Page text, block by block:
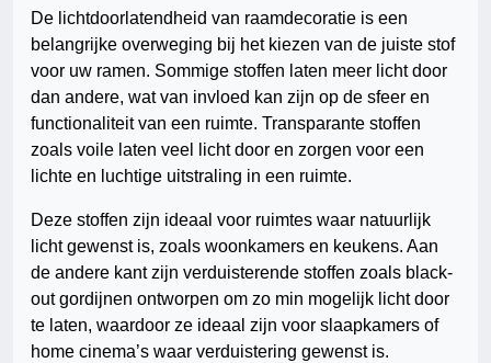
De lichtdoorlatendheid van raamdecoratie is een
belangrijke overweging bij het kiezen van de juiste stof
voor uw ramen. Sommige stoffen laten meer licht door
dan andere, wat van invloed kan zijn op de sfeer en
functionaliteit van een ruimte. Transparante stoffen
zoals voile laten veel licht door en zorgen voor een
lichte en luchtige uitstraling in een ruimte.
Deze stoffen zijn ideaal voor ruimtes waar natuurlijk
licht gewenst is, zoals woonkamers en keukens. Aan
de andere kant zijn verduisterende stoffen zoals black-
out gordijnen ontworpen om zo min mogelijk licht door
te laten, waardoor ze ideaal zijn voor slaapkamers of
home cinema’s waar verduistering gewenst is.